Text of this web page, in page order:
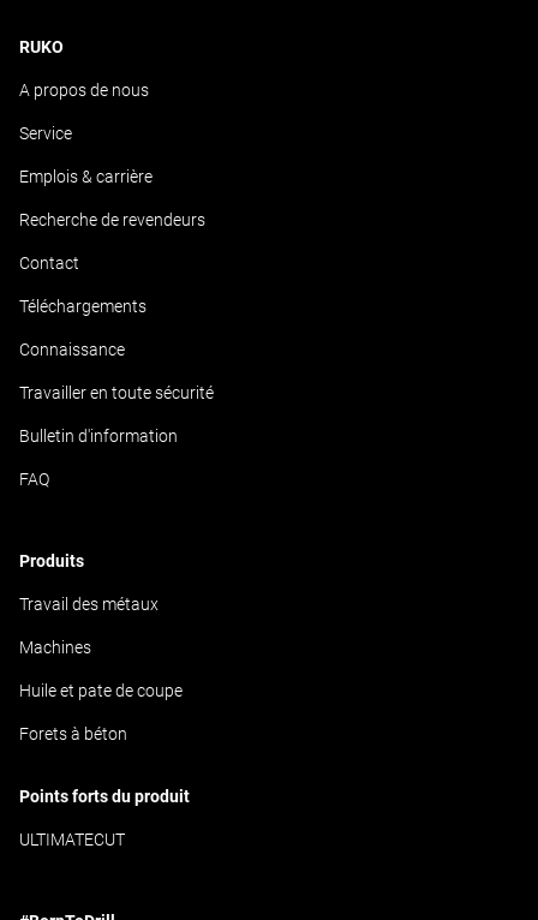
RUKO
A propos de nous
Service
Emplois & carrière
Recherche de revendeurs
Contact
Téléchargements
Connaissance
Travailler en toute sécurité
Bulletin d'information
FAQ
Produits
Travail des métaux
Machines
Huile et pate de coupe
Forets à béton
Points forts du produit
ULTIMATECUT